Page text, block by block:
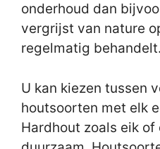
onderhoud dan
vergrijst van nature
regelmatig behandelt.
U kan kiezen tussen
houtsoorten met elk
Hardhout zoals eik